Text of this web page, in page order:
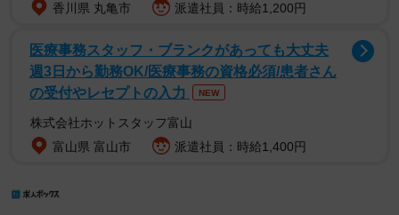
香川県 丸亀市
派遣社員：時給1,200円
医療事務スタッフ・ブランクがあっても大丈夫
週3日から勤務OK/医療事務の資格必須/患者さん
の受付やレセプトの入力
NEW
株式会社ホットスタッフ富山
富山県 富山市
派遣社員：時給1,400円